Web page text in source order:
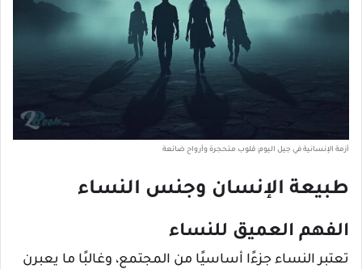
أزمة الإنسانية في جيل اليوم: قلوب متحجرة وأرواح ضائعة
طبيعة الإنسان وجنس النساء
الفهم العميق للنساء
تعتبر النساء جزءًا أساسيًا من المجتمع، وغالبًا ما يعبرن